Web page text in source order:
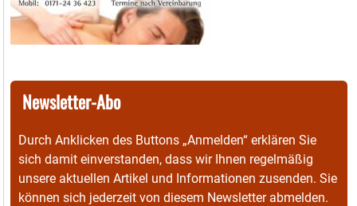
Newsletter-Abo
Durch Anklicken des Buttons „Anmelden“ erklären Sie
sich damit einverstanden, dass wir Ihnen regelmäßig
unsere aktuellen Artikel und Informationen zusenden. Sie
können sich jederzeit von diesem Newsletter abmelden.